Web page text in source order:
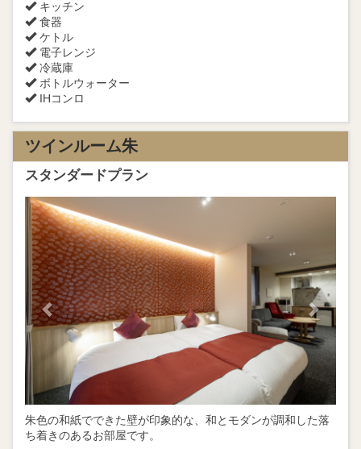
キッチン
食器
ケトル
電子レンジ
冷蔵庫
ボトルウォーター
IHコンロ
ツインルーム朱
スタンダードプラン
Previous
朱色の和紙でできた壁が印象的な、和とモダンが調和した落
ち着きのあるお部屋です。